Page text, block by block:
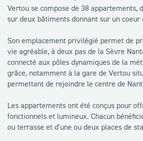
Vertou se compose de 38 appartements,
sur deux bâtiments donnant sur un coeur
Son emplacement privilégié permet de
vie agréable, à deux pas de la Sèvre
connecté aux pôles dynamiques de la
grâce, notamment à la gare de Vertou
permettant de rejoindre le centre de
Les appartements ont été conçus pour
fonctionnels et lumineux. Chacun
ou terrasse et d'une ou deux places de